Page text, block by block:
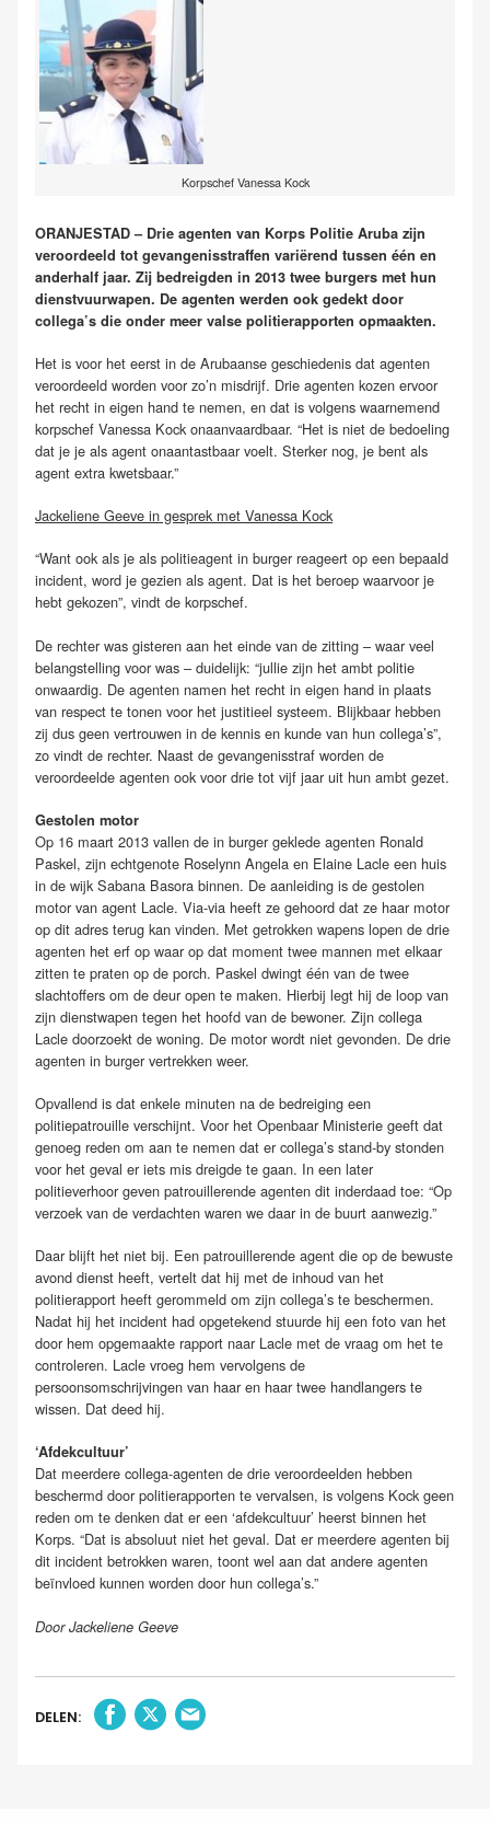
Korpschef Vanessa Kock
ORANJESTAD – Drie agenten van Korps Politie Aruba zijn
veroordeeld tot gevangenisstraffen variërend tussen één en
anderhalf jaar. Zij bedreigden in 2013 twee burgers met hun
dienstvuurwapen. De agenten werden ook gedekt door
collega’s die onder meer valse politierapporten opmaakten.
Het is voor het eerst in de Arubaanse geschiedenis dat agenten
veroordeeld worden voor zo’n misdrijf. Drie agenten kozen ervoor
het recht in eigen hand te nemen, en dat is volgens waarnemend
korpschef Vanessa Kock onaanvaardbaar. “Het is niet de bedoeling
dat je je als agent onaantastbaar voelt. Sterker nog, je bent als
agent extra kwetsbaar.”
Jackeliene Geeve in gesprek met Vanessa Kock
“Want ook als je als politieagent in burger reageert op een bepaald
incident, word je gezien als agent. Dat is het beroep waarvoor je
hebt gekozen”, vindt de korpschef.
De rechter was gisteren aan het einde van de zitting – waar veel
belangstelling voor was – duidelijk: “jullie zijn het ambt politie
onwaardig. De agenten namen het recht in eigen hand in plaats
van respect te tonen voor het justitieel systeem. Blijkbaar hebben
zij dus geen vertrouwen in de kennis en kunde van hun collega’s”,
zo vindt de rechter. Naast de gevangenisstraf worden de
veroordeelde agenten ook voor drie tot vijf jaar uit hun ambt gezet.
Gestolen motor
Op 16 maart 2013 vallen de in burger geklede agenten Ronald
Paskel, zijn echtgenote Roselynn Angela en Elaine Lacle een huis
in de wijk Sabana Basora binnen. De aanleiding is de gestolen
motor van agent Lacle. Via-via heeft ze gehoord dat ze haar motor
op dit adres terug kan vinden. Met getrokken wapens lopen de drie
agenten het erf op waar op dat moment twee mannen met elkaar
zitten te praten op de porch. Paskel dwingt één van de twee
slachtoffers om de deur open te maken. Hierbij legt hij de loop van
zijn dienstwapen tegen het hoofd van de bewoner. Zijn collega
Lacle doorzoekt de woning. De motor wordt niet gevonden. De drie
agenten in burger vertrekken weer.
Opvallend is dat enkele minuten na de bedreiging een
politiepatrouille verschijnt. Voor het Openbaar Ministerie geeft dat
genoeg reden om aan te nemen dat er collega’s stand-by stonden
voor het geval er iets mis dreigde te gaan. In een later
politieverhoor geven patrouillerende agenten dit inderdaad toe: “Op
verzoek van de verdachten waren we daar in de buurt aanwezig.”
Daar blijft het niet bij. Een patrouillerende agent die op de bewuste
avond dienst heeft, vertelt dat hij met de inhoud van het
politierapport heeft gerommeld om zijn collega’s te beschermen.
Nadat hij het incident had opgetekend stuurde hij een foto van het
door hem opgemaakte rapport naar Lacle met de vraag om het te
controleren. Lacle vroeg hem vervolgens de
persoonsomschrijvingen van haar en haar twee handlangers te
wissen. Dat deed hij.
‘Afdekcultuur’
Dat meerdere collega-agenten de drie veroordeelden hebben
beschermd door politierapporten te vervalsen, is volgens Kock geen
reden om te denken dat er een ‘afdekcultuur’ heerst binnen het
Korps. “Dat is absoluut niet het geval. Dat er meerdere agenten bij
dit incident betrokken waren, toont wel aan dat andere agenten
beïnvloed kunnen worden door hun collega’s.”
Door Jackeliene Geeve
DELEN: